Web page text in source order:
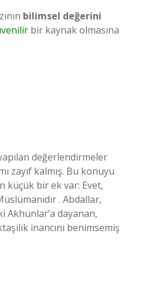
bilimsel değerini
bir kaynak olmasına
değerlendirmeler
zayıf kalmış. Bu konuyu
küçük bir ek var: Evet,
. Abdallar,
Akhunlar’a dayanan,
inancını benimsemiş